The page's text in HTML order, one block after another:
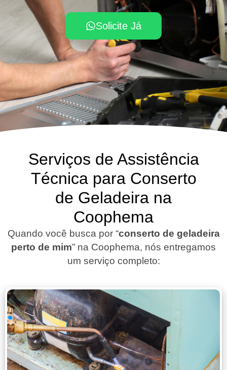
Solicite Já
Serviços de Assistência
Técnica para Conserto
de Geladeira na
Coophema
Quando você busca por “conserto de geladeira
perto de mim” na Coophema, nós entregamos
um serviço completo: